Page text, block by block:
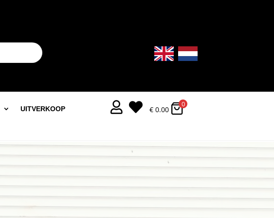
UITVERKOOP
  € 0.00
0